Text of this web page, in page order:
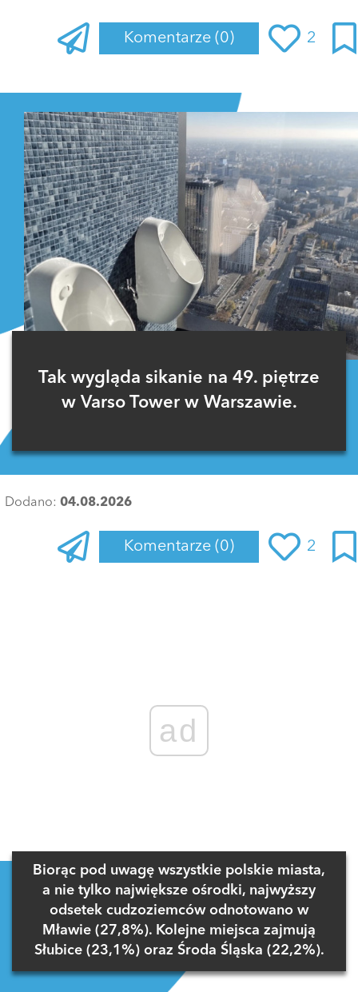
Komentarze (0) 2
Tak wygląda sikanie na 49. piętrze
w Varso Tower w Warszawie.
Dodano: 04.08.2026
Komentarze (0) 2
ad
Biorąc pod uwagę wszystkie polskie miasta,
a nie tylko największe ośrodki, najwyższy
odsetek cudzoziemców odnotowano w
Mławie (27,8%). Kolejne miejsca zajmują
Słubice (23,1%) oraz Środa Śląska (22,2%).